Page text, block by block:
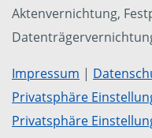
Aktenvernichtung,
Impressum |
Privatsphäre
Privatsphäre